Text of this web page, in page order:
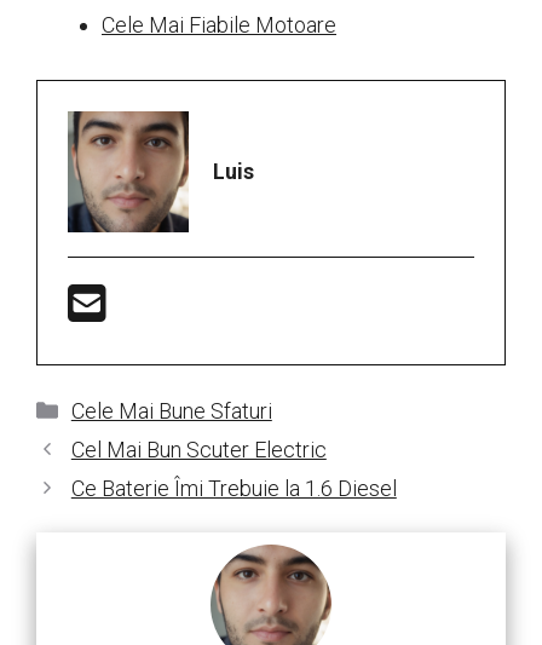
Cele Mai Fiabile Motoare
Luis
Categorii
Cele Mai Bune Sfaturi
Cel Mai Bun Scuter Electric
Ce Baterie Îmi Trebuie la 1.6 Diesel